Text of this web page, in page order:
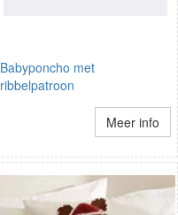
Babyponcho met
ribbelpatroon
Meer info